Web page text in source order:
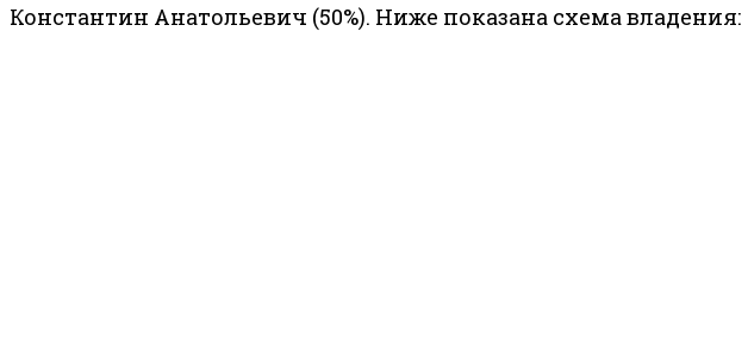
Константин Анатольевич (50%). Ниже показана схема владения: